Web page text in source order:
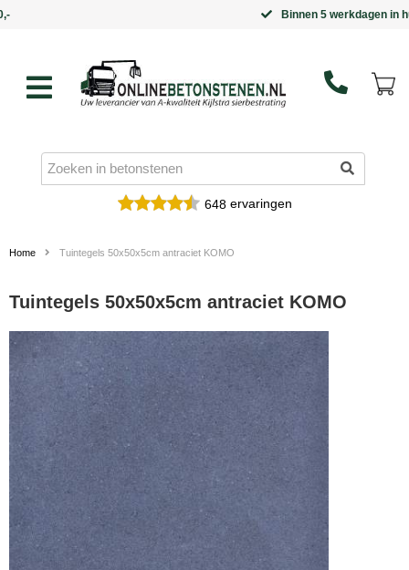
Binnen 5 werkdagen in huis
648ervaringen
Home Tuintegels 50x50x5cm antraciet KOMO
Tuintegels 50x50x5cm antraciet KOMO